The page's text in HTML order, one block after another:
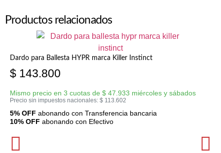
Productos relacionados
Dardo para Ballesta HYPR marca Killer Instinct
$ 143.800
Mismo precio en 3 cuotas de $ 47.933 miércoles y sábados
Precio sin impuestos nacionales: $ 113.602
5% OFF abonando con Transferencia bancaria
10% OFF abonando con Efectivo